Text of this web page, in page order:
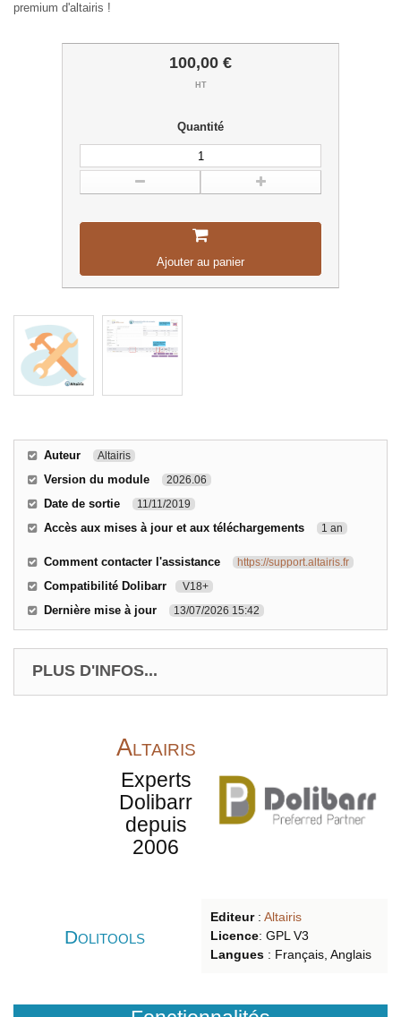
premium d'altairis !
100,00 €
HT
Quantité
Ajouter au panier
Auteur Altairis
Version du module 2026.06
Date de sortie 11/11/2019
Accès aux mises à jour et aux téléchargements 1 an
Comment contacter l'assistance https://support.altairis.fr
Compatibilité Dolibarr V18+
Dernière mise à jour 13/07/2026 15:42
PLUS D'INFOS...
Altairis
Experts
Dolibarr
depuis
2006
Dolitools
Editeur: Altairis
Licence: GPL V3
Langues : Français, Anglais